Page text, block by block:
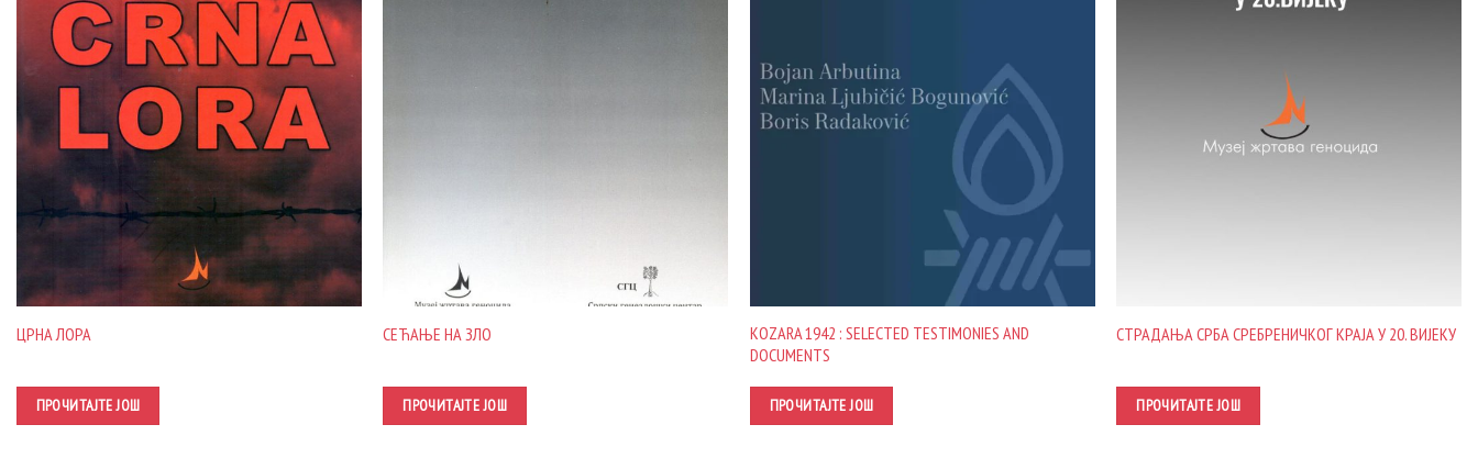
ЦРНА ЛОРА
ПРОЧИТАЈТЕ ЈОШ
СЕЋАЊЕ НА ЗЛО
ПРОЧИТАЈТЕ ЈОШ
KOZARA 1942 : SELECTED TESTIMONIES AND
DOCUMENTS
ПРОЧИТАЈТЕ ЈОШ
СТРАДАЊА СРБА СРЕБРЕНИЧКОГ КРАЈА У 20. ВИЈЕКУ
ПРОЧИТАЈТЕ ЈОШ